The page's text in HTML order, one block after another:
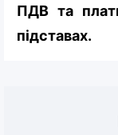
ПДВ та
підставах.